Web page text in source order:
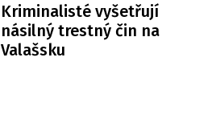
Kriminalisté vyšetřují
násilný trestný čin na
Valašsku